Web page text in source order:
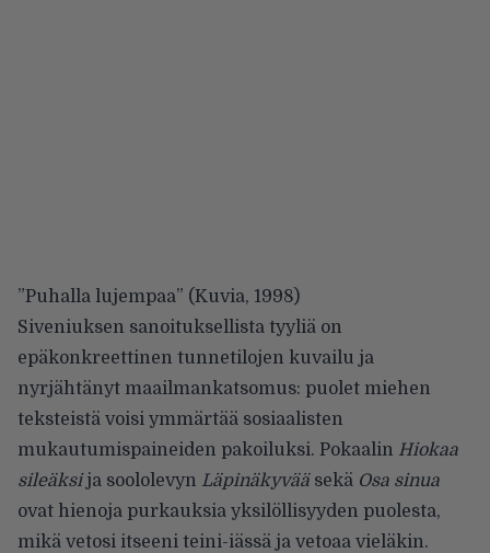
”Puhalla lujempaa” (Kuvia, 1998)
Siveniuksen sanoituksellista tyyliä on
epäkonkreettinen tunnetilojen kuvailu ja
nyrjähtänyt maailmankatsomus: puolet miehen
teksteistä voisi ymmärtää sosiaalisten
mukautumispaineiden pakoiluksi. Pokaalin Hiokaa
sileäksija soololevyn Läpinäkyvääsekä Osa sinua
ovat hienoja purkauksia yksilöllisyyden puolesta,
mikä vetosi itseeni teini-iässä ja vetoaa vieläkin.